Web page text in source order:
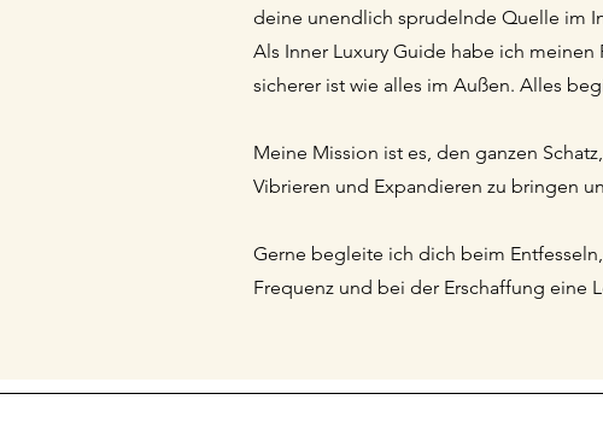
deine unendlich sprudelnde Quelle im
Als Inner Luxury Guide habe ich
sicherer ist wie alles im Außen. Alles
Meine Mission ist es, den ganzen
Vibrieren und Expandieren zu bringen
Gerne begleite ich dich beim
Frequenz und bei der Erschaffung eine